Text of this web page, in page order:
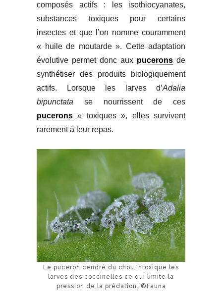
composés actifs : les isothiocyanates,
substances toxiques pour certains
insectes et que l’on nomme couramment
« huile de moutarde ». Cette adaptation
évolutive permet donc aux pucerons de
synthétiser des produits biologiquement
actifs. Lorsque les larves d’Adalia
bipunctata se nourrissent de ces
pucerons « toxiques », elles survivent
rarement à leur repas.
Le puceron cendré du chou intoxique les
larves des coccinelles ce qui limite la
pression de la prédation. ©Fauna